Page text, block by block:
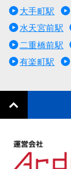
大手町駅
水天宮前駅
二重橋前駅
有楽町駅